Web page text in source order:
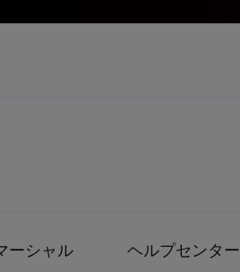
ーシャル ヘルプセンター